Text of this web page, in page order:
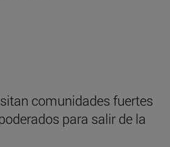
comunidades fuertes
para salir de la